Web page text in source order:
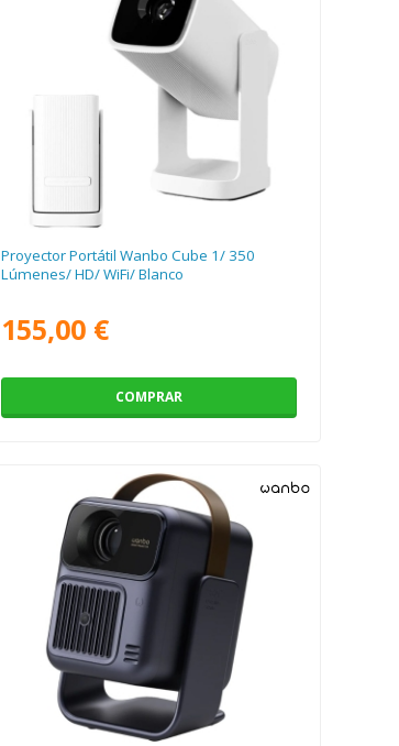
Proyector Portátil Wanbo Cube 1/ 350
Lúmenes/ HD/ WiFi/ Blanco
155,00 €
COMPRAR